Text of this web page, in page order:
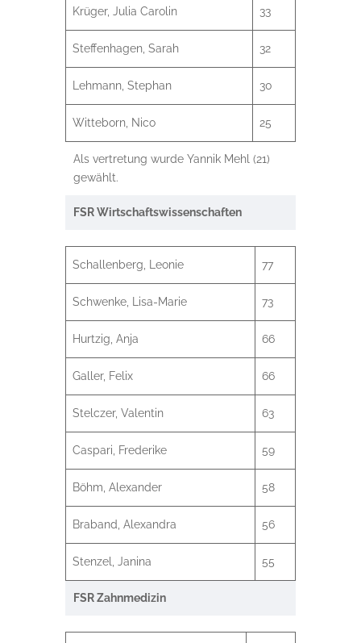
Krüger, Julia Carolin 33
Steffenhagen, Sarah 32
Lehmann, Stephan 30
Witteborn, Nico 25
Als vertretung wurde Yannik Mehl (21)
gewählt.
FSR Wirtschaftswissenschaften
Schallenberg, Leonie 77
Schwenke, Lisa-Marie 73
Hurtzig, Anja 66
Galler, Felix 66
Stelczer, Valentin 63
Caspari, Frederike 59
Böhm, Alexander 58
Braband, Alexandra 56
Stenzel, Janina 55
FSR Zahnmedizin